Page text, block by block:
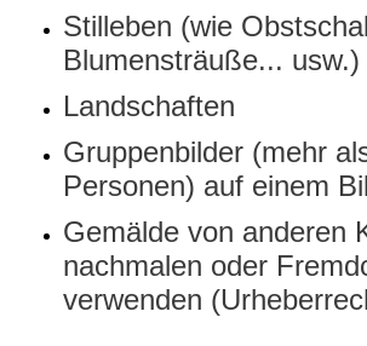
Stilleben (wie
Blumensträuße... usw.)
Landschaften
Gruppenbilder (mehr
Personen) auf einem
Gemälde von anderen
nachmalen oder
verwenden